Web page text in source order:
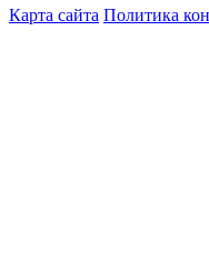
Карта сайта Политика